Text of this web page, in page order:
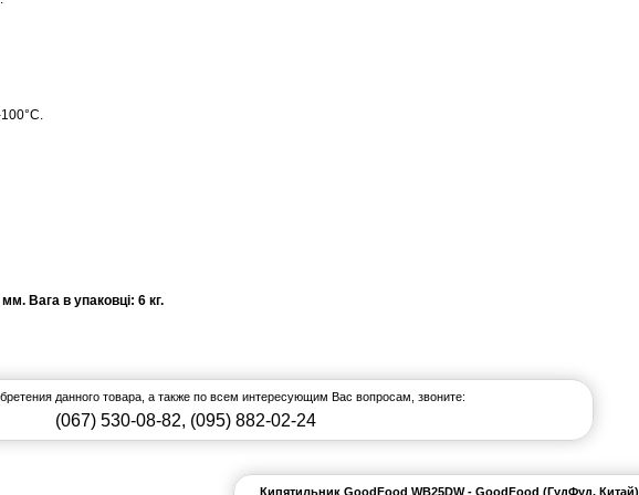
Вага в упаковці: 6 кг.
данного товара, а также по всем интересующим Вас вопросам, звоните:
(067) 530-08-82, (095) 882-02-24
Кипятильник GoodFood WB25DW - GoodFood (ГудФуд, Китай)